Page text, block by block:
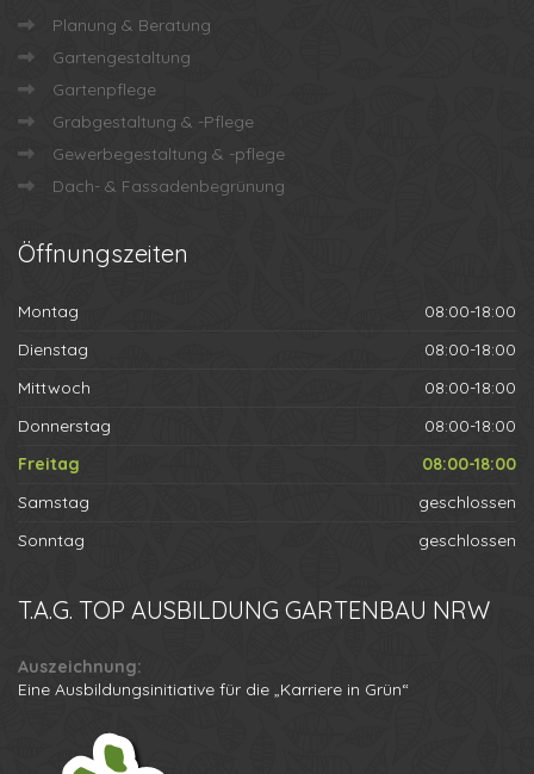
Planung & Beratung
Gartengestaltung
Gartenpflege
Grabgestaltung & -Pflege
Gewerbegestaltung & -pflege
Dach- & Fassadenbegrünung
Öffnungszeiten
Montag
08:00-18:00
Dienstag
08:00-18:00
Mittwoch
08:00-18:00
Donnerstag
08:00-18:00
Freitag
08:00-18:00
Samstag
geschlossen
Sonntag
geschlossen
T.A.G. TOP AUSBILDUNG GARTENBAU NRW
Auszeichnung:
Eine Ausbildungsinitiative für die „Karriere in Grün“